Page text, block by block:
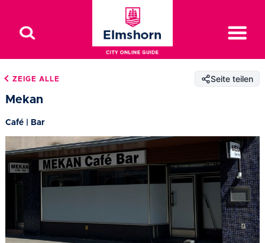
ZEIGE ALLE Seite teilen
Mekan
Café | Bar